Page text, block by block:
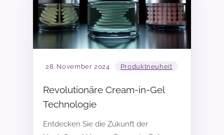
Revolutionäre Cream-in-Gel
Technologie
28. November 2024 Produktneuheit
Entdecken Sie die Zukunft der